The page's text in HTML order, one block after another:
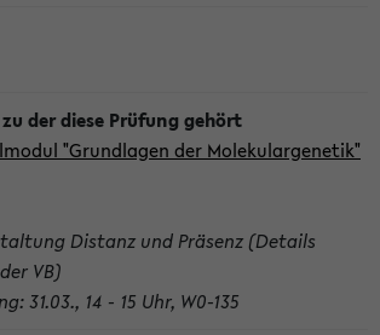
"Grundlagen der Molekulargenetik"
Distanz und Präsenz (Details
VB)
31.03., 14 - 15 Uhr, W0-135